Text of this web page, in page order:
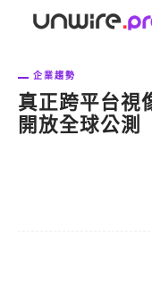
企業趨勢
真正跨平台
開放全球公測